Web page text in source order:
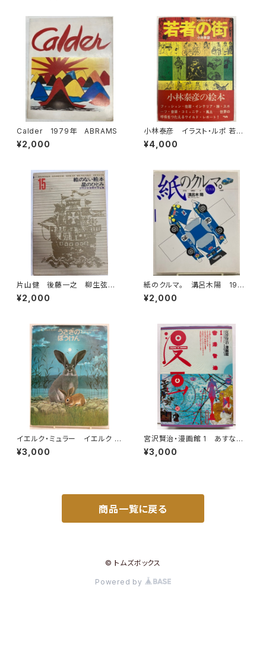
Calder 1979年 ABRAMS
¥2,000
小林泰彦 イラスト・ルポ 若者
の街 1973年 初版 帯 晶
文社
¥4,000
片山健 後藤一之 柳生弦一
郎 少年少女世界文学全集15
絵のない絵本 星のひとみ
¥2,000
紙のクルマ。 溝呂木陽 1994
年初版の1996年重刷 二玄社
¥2,000
イエルク・ミュラー イエルク ・
シュタイナー うさぎのぼうけ
ん 佐々木元 訳 1978年 初
¥3,000
宮沢賢治・漫画館 1 あすなひ
ろし 水木しげる 永島慎二 スズ
キコージ たむらしげる 1985
¥3,000
商品一覧に戻る
© トムズボックス
Powered by